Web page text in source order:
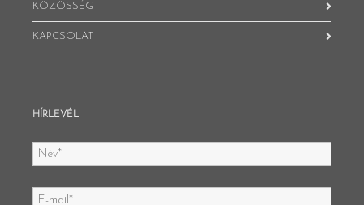
KÖZÖSSÉG
KAPCSOLAT
HÍRLEVÉL